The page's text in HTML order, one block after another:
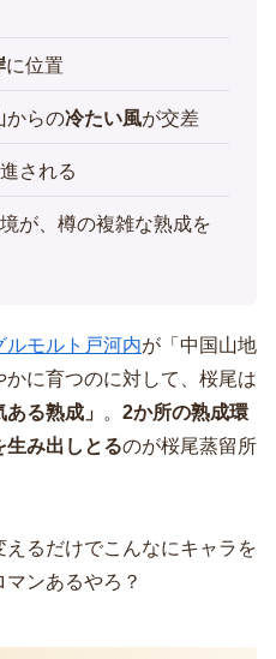
に位置
からの冷たい風が交差
される
が、樽の複雑な熟成を
ルモルト戸河内が「中国山地
に育つのに対して、桜尾は
る熟成」 。 2か所の熟成環
生み出しとるのが桜尾蒸留所
るだけでこんなにキャラを
ンあるやろ？